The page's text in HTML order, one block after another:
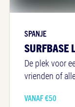
SPANJE
SURFBASE
De plek voor
vrienden of
VANAF €50